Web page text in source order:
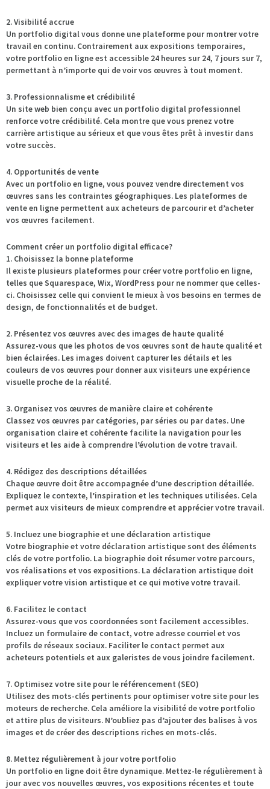
2. Visibilité accrue
Un portfolio digital vous donne une plateforme pour montrer votre
travail en continu. Contrairement aux expositions temporaires,
votre portfolio en ligne est accessible 24 heures sur 24, 7 jours sur 7,
permettant à n’importe qui de voir vos œuvres à tout moment.
3. Professionnalisme et crédibilité
Un site web bien conçu avec un portfolio digital professionnel
renforce votre crédibilité. Cela montre que vous prenez votre
carrière artistique au sérieux et que vous êtes prêt à investir dans
votre succès.
4. Opportunités de vente
Avec un portfolio en ligne, vous pouvez vendre directement vos
œuvres sans les contraintes géographiques. Les plateformes de
vente en ligne permettent aux acheteurs de parcourir et d’acheter
vos œuvres facilement.
Comment créer un portfolio digital efficace?
1. Choisissez la bonne plateforme
Il existe plusieurs plateformes pour créer votre portfolio en ligne,
telles que Squarespace, Wix, WordPress pour ne nommer que celles-
ci. Choisissez celle qui convient le mieux à vos besoins en termes de
design, de fonctionnalités et de budget.
2. Présentez vos œuvres avec des images de haute qualité
Assurez-vous que les photos de vos œuvres sont de haute qualité et
bien éclairées. Les images doivent capturer les détails et les
couleurs de vos œuvres pour donner aux visiteurs une expérience
visuelle proche de la réalité.
3. Organisez vos œuvres de manière claire et cohérente
Classez vos œuvres par catégories, par séries ou par dates. Une
organisation claire et cohérente facilite la navigation pour les
visiteurs et les aide à comprendre l’évolution de votre travail.
4. Rédigez des descriptions détaillées
Chaque œuvre doit être accompagnée d’une description détaillée.
Expliquez le contexte, l’inspiration et les techniques utilisées. Cela
permet aux visiteurs de mieux comprendre et apprécier votre travail.
5. Incluez une biographie et une déclaration artistique
Votre biographie et votre déclaration artistique sont des éléments
clés de votre portfolio. La biographie doit résumer votre parcours,
vos réalisations et vos expositions. La déclaration artistique doit
expliquer votre vision artistique et ce qui motive votre travail.
6. Facilitez le contact
Assurez-vous que vos coordonnées sont facilement accessibles.
Incluez un formulaire de contact, votre adresse courriel et vos
profils de réseaux sociaux. Faciliter le contact permet aux
acheteurs potentiels et aux galeristes de vous joindre facilement.
7. Optimisez votre site pour le référencement (SEO)
Utilisez des mots-clés pertinents pour optimiser votre site pour les
moteurs de recherche. Cela améliore la visibilité de votre portfolio
et attire plus de visiteurs. N’oubliez pas d’ajouter des balises à vos
images et de créer des descriptions riches en mots-clés.
8. Mettez régulièrement à jour votre portfolio
Un portfolio en ligne doit être dynamique. Mettez-le régulièrement à
jour avec vos nouvelles œuvres, vos expositions récentes et toute